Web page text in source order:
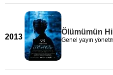
2013
Ölümümün
Genel yayın